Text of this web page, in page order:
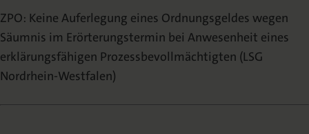
ZPO: Keine Auferlegung eines Ordnungsgeldes wegen
Säumnis im Erörterungstermin bei Anwesenheit eines
erklärungsfähigen Prozessbevollmächtigten (LSG
Nordrhein-Westfalen)